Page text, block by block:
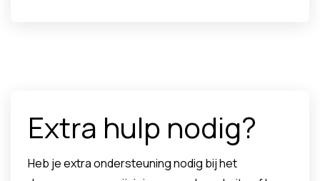
Extra hulp nodig?
Heb je extra ondersteuning nodig bij het